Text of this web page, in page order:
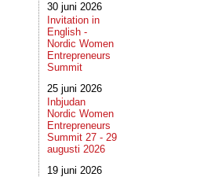
30 juni 2026
Invitation in
English -
Nordic Women
Entrepreneurs
Summit
25 juni 2026
Inbjudan
Nordic Women
Entrepreneurs
Summit 27 - 29
augusti 2026
19 juni 2026